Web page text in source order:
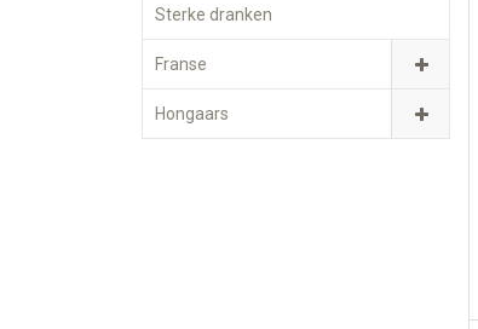
Sterke dranken
Franse
Hongaars